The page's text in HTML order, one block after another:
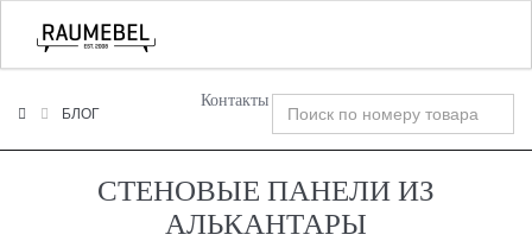
+7 (495) 120-00-58
Контакты
БЛОГ
СТЕНОВЫЕ ПАНЕЛИ ИЗ
АЛЬКАНТАРЫ